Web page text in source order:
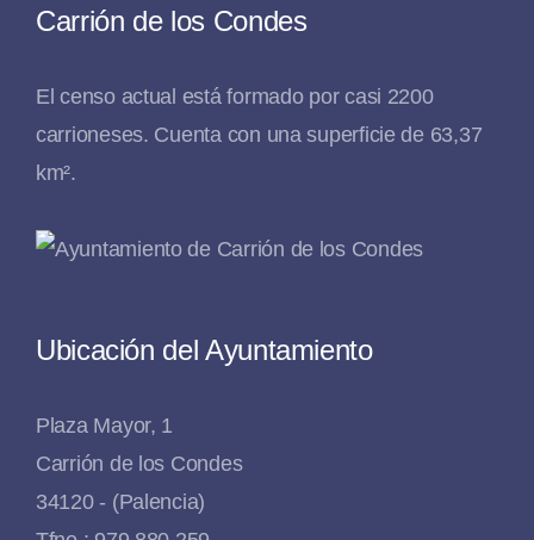
Carrión de los Condes
El censo actual está formado por casi 2200
carrioneses. Cuenta con una superficie de 63,37
km².
Ubicación del Ayuntamiento
Plaza Mayor, 1
Carrión de los Condes
34120 - (Palencia)